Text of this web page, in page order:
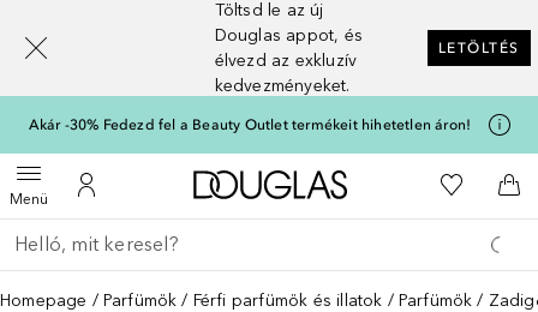
Töltsd le az új
Douglas appot, és
élvezd az exkluzív
kedvezményeket.
LETÖLTÉS
Akár -30% Fedezd fel a Beauty Outlet termékeit hihetetlen áron!
MenüMenü megnyitása
A fiókomhoz
A Douglas Főoldalra
A
Menj vissza
Keresés végrehajtása
Homepage Parfümök Férfi parfümök és illatok Parfümök
[navigation.slideout.screenreader]